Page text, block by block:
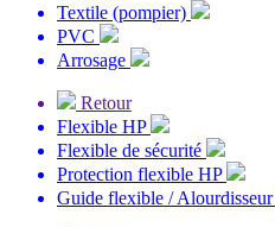
Textile (pompier)
PVC
Arrosage
Retour
Flexible HP
Flexible de sécurité
Protection flexible HP
Guide flexible / Alourdisseur